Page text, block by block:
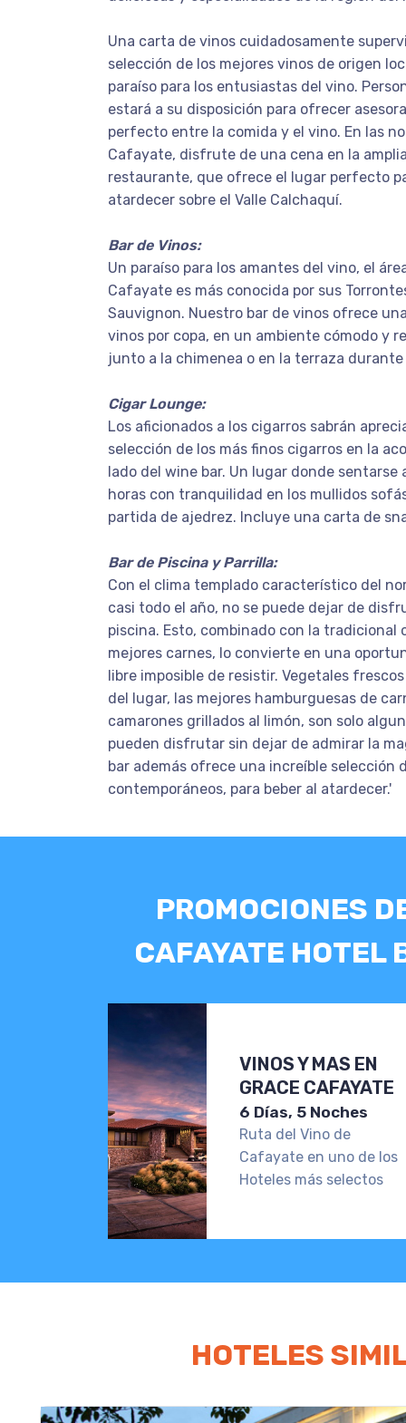
Una carta de vinos cuidadosamente
selección de los mejores vinos de origen
paraíso para los entusiastas del vino.
estará a su disposición para ofrecer
perfecto entre la comida y el vino. En las
Cafayate, disfrute de una cena en la
restaurante, que ofrece el lugar perfecto
atardecer sobre el Valle Calchaquí.
Bar de Vinos:
Un paraíso para los amantes del vino, el
Cafayate es más conocida por sus
Sauvignon. Nuestro bar de vinos ofrece
vinos por copa, en un ambiente cómodo y
junto a la chimenea o en la terraza
Cigar Lounge:
Los aficionados a los cigarros sabrán
selección de los más finos cigarros en la
lado del wine bar. Un lugar donde sentarse
horas con tranquilidad en los mullidos
partida de ajedrez. Incluye una carta de
Bar de Piscina y Parrilla:
Con el clima templado característico del
casi todo el año, no se puede dejar de
piscina. Esto, combinado con la tradicional
mejores carnes, lo convierte en una
libre imposible de resistir. Vegetales
del lugar, las mejores hamburguesas de
camarones grillados al limón, son solo
pueden disfrutar sin dejar de admirar la
bar además ofrece una increíble selección
contemporáneos, para beber al atardecer.'
PROMOCIONES
CAFAYATE HOTEL
VINOS Y MAS EN
GRACE CAFAYATE
6 Días, 5 Noches
Ruta del Vino de
Cafayate en uno de los
Hoteles más selectos
HOTELES